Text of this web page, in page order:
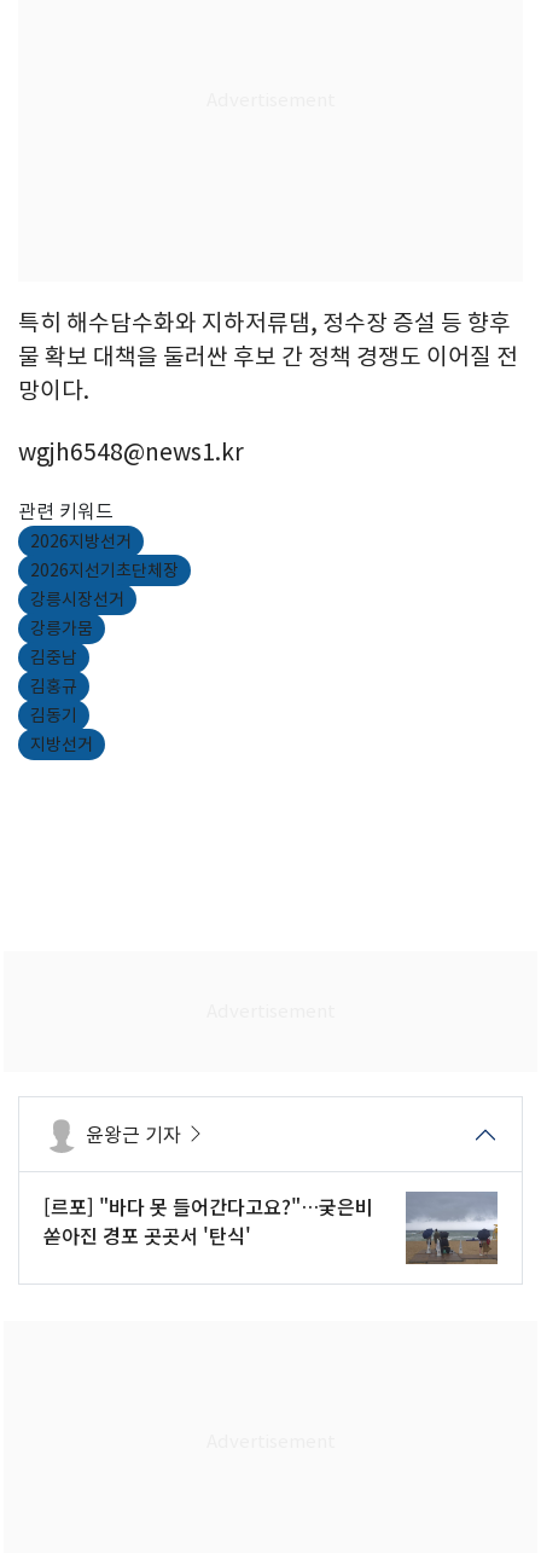
특히 해수담수화와 지하저류댐, 정수장 증설 등 향후
물 확보 대책을 둘러싼 후보 간 정책 경쟁도 이어질 전
망이다.
wgjh6548@news1.kr
관련 키워드
2026지방선거
2026지선기초단체장
강릉시장선거
강릉가뭄
김중남
김홍규
김동기
지방선거
윤왕근 기자
[르포] "바다 못 들어간다고요?"…궂은비
쏟아진 경포 곳곳서 '탄식'